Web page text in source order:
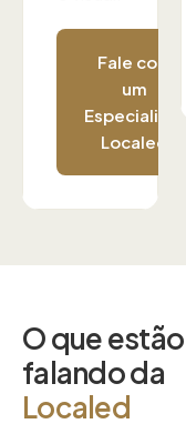
Fale com
um
Especialista
Localed
O que estão
falando da
Localed